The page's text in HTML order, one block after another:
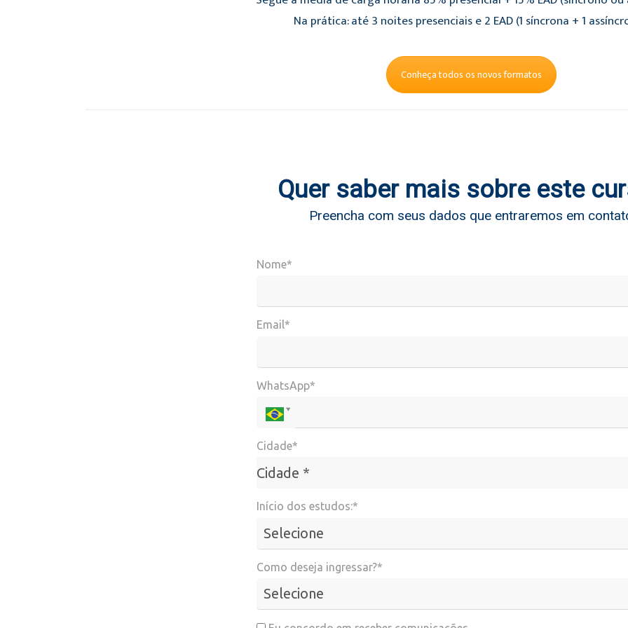
Na prática: até 3 noites presenciais e 2 EAD (1 síncrona + 1
Conheça todos os novos formatos
Quer saber mais sobre este
Preencha com seus dados que entraremos em
Nome*
Email*
WhatsApp*
Cidade*
Cidade *
Cidade*
Início dos estudos:*
Como deseja ingressar?*